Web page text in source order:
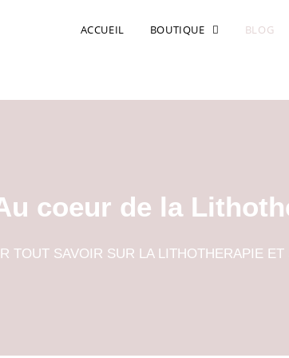
ACCUEIL BOUTIQUE BLOG
coeur de la
TOUT SAVOIR SUR LA LITHOTHERAPIE ET